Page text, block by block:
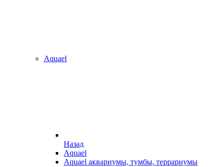
Aquael
Назад
Aquael
Aquael аквариумы, тумбы, террариумы